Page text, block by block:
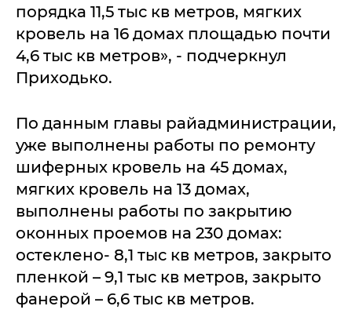
порядка 11,5 тыс кв метров, мягких
кровель на 16 домах площадью почти
4,6 тыс кв метров», - подчеркнул
Приходько.
По данным главы райадминистрации,
уже выполнены работы по ремонту
шиферных кровель на 45 домах,
мягких кровель на 13 домах,
выполнены работы по закрытию
оконных проемов на 230 домах:
остеклено- 8,1 тыс кв метров, закрыто
пленкой – 9,1 тыс кв метров, закрыто
фанерой – 6,6 тыс кв метров.